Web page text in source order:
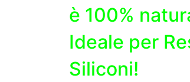
è 100%
Ideale per
Siliconi!